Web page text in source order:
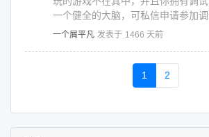
一个健全的大脑，可私信申请参加调
一个屑平凡 发表于 1466 天前
1 2